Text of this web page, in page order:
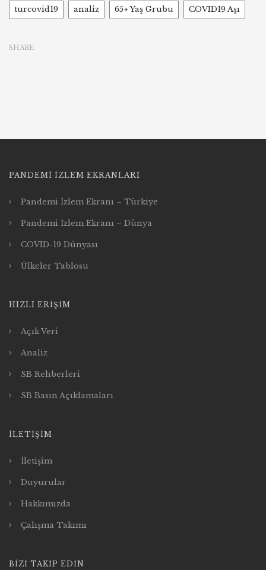
Tags
turcovid19 analiz 65+ Yaş Grubu COVID19 Aşı
SHARE
PANDEMI İZLEM EKRANLARI
Pandemi İzlem Ekranı – Türkiye
Pandemi İzlem Ekranı – Dünya
COVID-19 Dünyası
Ülkeler Tablosu
HIZLI ERIŞIM
Açık Veri
Analiz
SB Rehberleri
SB Basın Açıklamaları
İLETIŞIM
İletişim
Duyurular
Hakkımızda
Çalışma Takımı
BIZI TAKIP EDIN